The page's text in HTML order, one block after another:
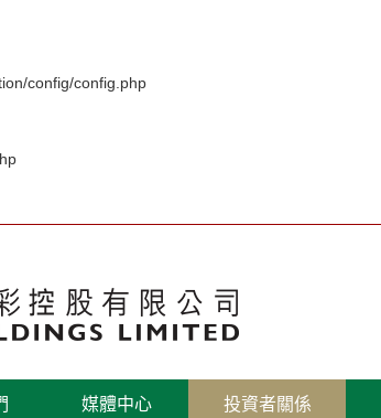
config/config.php
媒體中心 投資者關係